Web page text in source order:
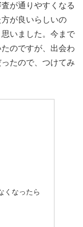
が通りやすくなる
が良いらしいの
思いました。今まで
のですが、出会わ
たので、つけてみ
くなったら